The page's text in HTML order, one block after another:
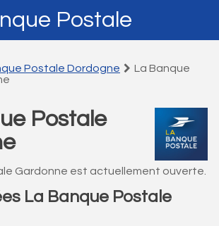
Postale
Postale Dordogne
La Banque
Postale
Gardonne est actuellement ouverte.
La Banque Postale